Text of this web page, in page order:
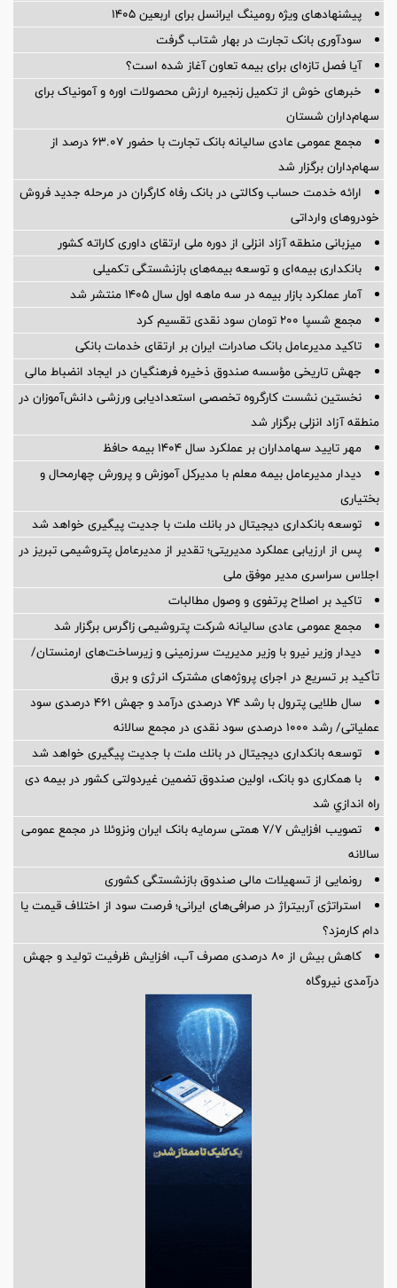
پیشنهادهای ویژه رومینگ ایرانسل برای اربعین ۱۴۰۵
سودآوری بانک تجارت در بهار شتاب گرفت
آیا فصل تازه‌ای برای بیمه تعاون آغاز شده است؟
خبرهای خوش از تکمیل زنجیره ارزش محصولات اوره و آمونیاک برای
سهام‌داران شستان
مجمع عمومی عادی سالیانه بانک تجارت با حضور ۶۳.۰۷ درصد از
سهام‌داران برگزار شد
ارائه خدمت حساب وکالتی در بانک رفاه کارگران در مرحله جدید فروش
خودروهای وارداتی
میزبانی منطقه آزاد انزلی از دوره ملی ارتقای داوری كاراته كشور
بانکداری بیمه‌ای و توسعه بیمه‌های بازنشستگی تکمیلی
آمار عملكرد بازار بیمه در سه ماهه اول سال 1405 منتشر شد
مجمع شسپا 200 تومان سود نقدی تقسیم کرد
تاکید مدیرعامل بانک صادرات ایران بر ارتقای خدمات بانکی
جهش تاریخی مؤسسه صندوق ذخیره فرهنگیان در ایجاد انضباط مالی
نخستین نشست كارگروه تخصصی استعدادیابی ورزشی دانش‌آموزان در
منطقه آزاد انزلی برگزار شد
مهر تایید سهامداران بر عملكرد سال ۱۴۰۴ بیمه حافظ
دیدار مدیرعامل بیمه معلم با مدیرکل آموزش و پرورش چهارمحال و
بختیاری
توسعه بانكداری دیجیتال در بانك ملت با جدیت پیگیری خواهد شد
پس از ارزیابی عملکرد مدیریتی؛ تقدیر از مدیرعامل پتروشیمی تبریز در
اجلاس سراسری مدیر موفق ملی
تاکید بر اصلاح پرتفوی و وصول مطالبات
مجمع عمومی عادی سالیانه شرکت پتروشیمی زاگرس برگزار شد
دیدار وزیر نیرو با وزیر مدیریت سرزمینی و زیرساخت‌های ارمنستان/
تأکید بر تسریع در اجرای پروژه‌های مشترک انرژی و برق
سال طلایی پترول با رشد ۷۴ درصدی درآمد و جهش ۴۶۱ درصدی سود
عملیاتی/ رشد ۱۰۰۰ درصدی سود نقدی در مجمع سالانه
توسعه بانكداری دیجیتال در بانك ملت با جدیت پیگیری خواهد شد ‌
با همکاری دو بانک، اولین صندوق تضمین غیردولتی کشور در بیمه دی
راه اندازي شد
تصویب افزایش ۷/۷ همتی سرمایه بانک ایران ونزوئلا در مجمع عمومی
سالانه
رونمایی از تسهیلات مالی صندوق بازنشستگی کشوری
استراتژی آربیتراژ در صرافی‌های ایرانی؛ فرصت سود از اختلاف قیمت یا
دام کارمزد؟
کاهش بیش از ۸۰ درصدی مصرف آب، افزایش ظرفیت تولید و جهش
درآمدی نیروگاه